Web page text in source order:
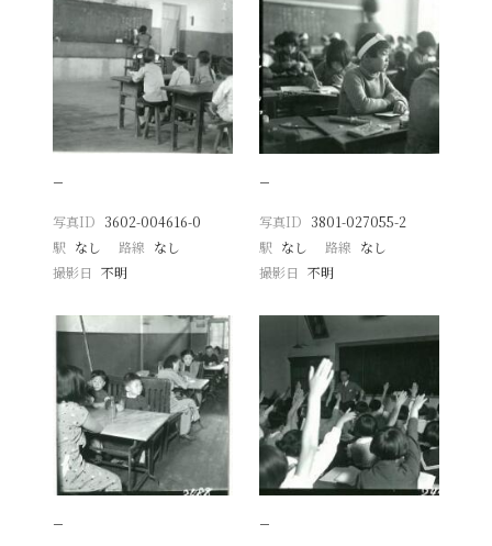
−
写真ID 3602-004616-0
駅 なし 路線 なし
撮影日
不明
−
写真ID 3801-027055-2
駅 なし 路線 なし
撮影日 不明
− −